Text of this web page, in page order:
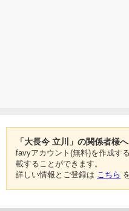
「大長今 立川」の関係者様へ
favyアカウント(無料)を作成す
載することができます。
詳しい情報とご登録は こちら